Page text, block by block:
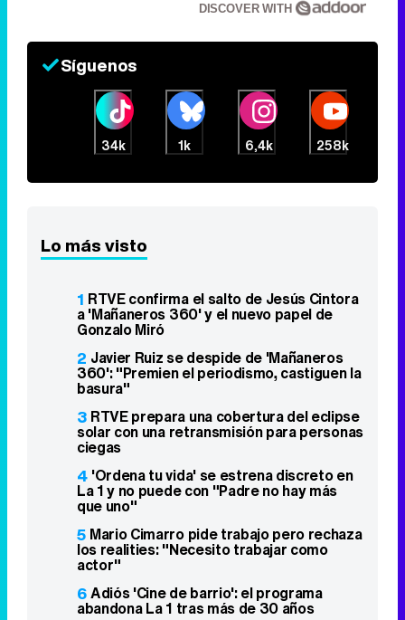
DISCOVER WITH
Síguenos
34k 1k 6,4k 258k
Lo más visto
1 RTVE confirma el salto de Jesús Cintora
a 'Mañaneros 360' y el nuevo papel de
Gonzalo Miró
2 Javier Ruiz se despide de 'Mañaneros
360': "Premien el periodismo, castiguen la
basura"
3 RTVE prepara una cobertura del eclipse
solar con una retransmisión para personas
ciegas
4 'Ordena tu vida' se estrena discreto en
La 1 y no puede con "Padre no hay más
que uno"
5 Mario Cimarro pide trabajo pero rechaza
los realities: "Necesito trabajar como
actor"
6Adiós 'Cine de barrio': el programa
abandona La 1 tras más de 30 años